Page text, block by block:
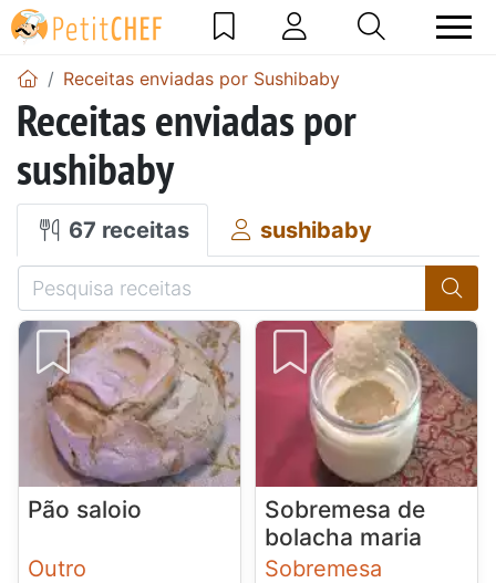
Receitas enviadas por Sushibaby
Receitas enviadas por
sushibaby
67 receitas sushibaby
Pão saloio
Outro
Sobremesa de
bolacha maria
Sobremesa